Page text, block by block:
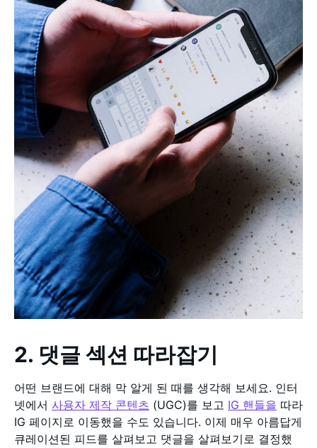
2. 댓글 섹션 따라잡기
어떤 브랜드에 대해 막 알게 된 때를 생각해 보세요. 인터
넷에서 사용자 제작 콘텐츠 (UGC)를 보고 IG 핸들을 따라
IG 페이지로 이동했을 수도 있습니다. 이제 매우 아름답게
큐레이션된 피드를 살펴보고 댓글을 살펴보기로 결정했